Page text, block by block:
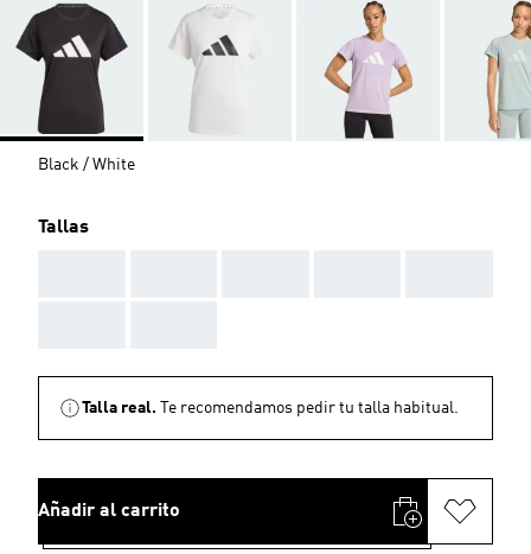
Black / White
Tallas
Talla real. Te recomendamos pedir tu talla habitual.
Añadir al carrito